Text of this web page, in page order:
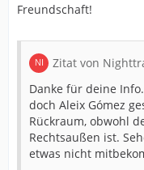
Freundschaft!
Zitat von
Danke für deine
doch Aleix Gómez
Rückraum, obwohl
Rechtsaußen ist.
etwas nicht